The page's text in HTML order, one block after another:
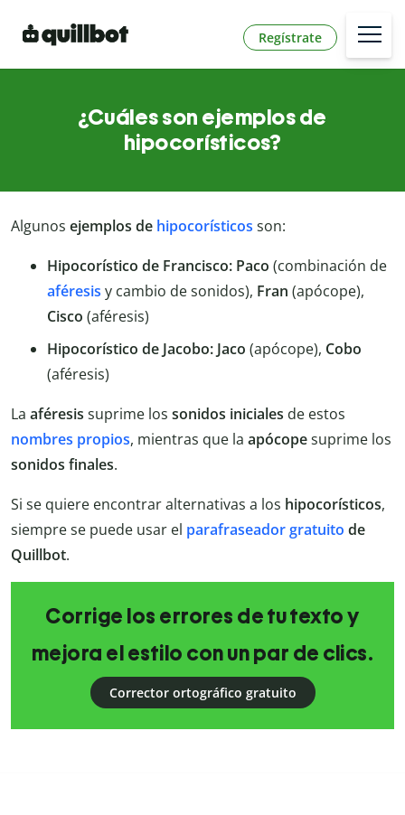
Regístrate
¿Cuáles son ejemplos de
hipocorísticos?
Algunos ejemplos de hipocorísticos son:
Hipocorístico de Francisco: Paco (combinación de
aféresis y cambio de sonidos), Fran (apócope),
Cisco (aféresis)
Hipocorístico de Jacobo: Jaco (apócope), Cobo
(aféresis)
La aféresis suprime los sonidos iniciales de estos
nombres propios, mientras que la apócopesuprime los
sonidos finales.
Si se quiere encontrar alternativas a los hipocorísticos,
siempre se puede usar el parafraseador gratuito de
Quillbot.
Corrige los errores de tu texto y
mejora el estilo con un par de clics.
Corrector ortográfico gratuito